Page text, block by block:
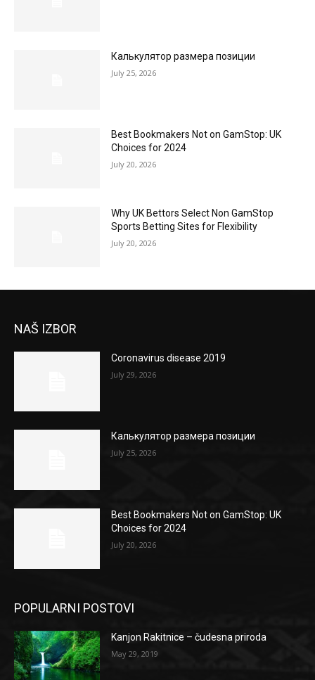
Калькулятор размера позиции
July 25, 2026
Best Bookmakers Not on GamStop: UK
Choices for 2024
July 20, 2026
Why UK Bettors Select Non GamStop
Sports Betting Sites for Flexibility
July 20, 2026
NAŠ IZBOR
Coronavirus disease 2019
July 29, 2026
Калькулятор размера позиции
July 25, 2026
Best Bookmakers Not on GamStop: UK
Choices for 2024
July 20, 2026
POPULARNI POSTOVI
Kanjon Rakitnice – čudesna priroda
May 29, 2019